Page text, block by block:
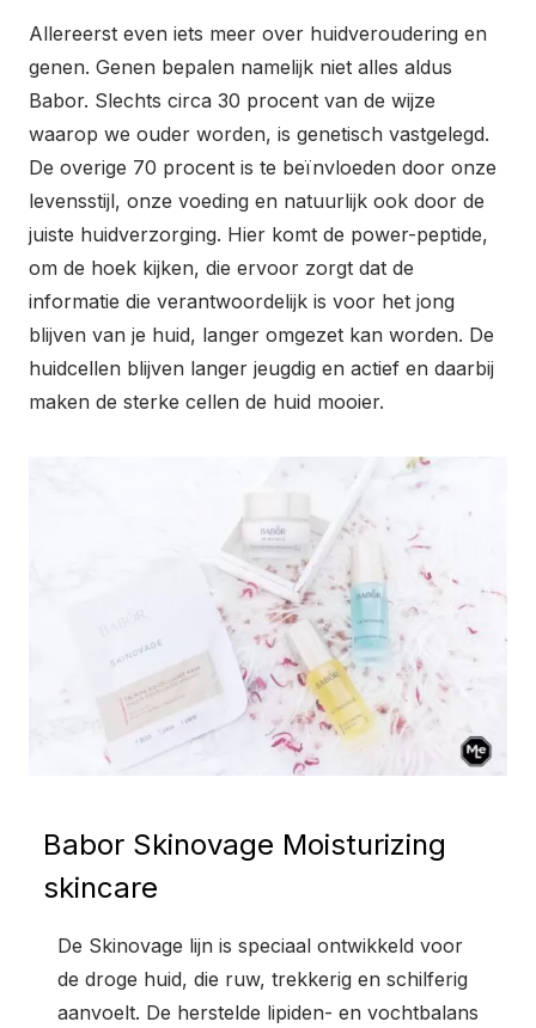
Allereerst even iets meer over huidveroudering en
genen. Genen bepalen namelijk niet alles aldus
Babor. Slechts circa 30 procent van de wijze
waarop we ouder worden, is genetisch vastgelegd.
De overige 70 procent is te beïnvloeden door onze
levensstijl, onze voeding en natuurlijk ook door de
juiste huidverzorging. Hier komt de power-peptide,
om de hoek kijken, die ervoor zorgt dat de
informatie die verantwoordelijk is voor het jong
blijven van je huid, langer omgezet kan worden. De
huidcellen blijven langer jeugdig en actief en daarbij
maken de sterke cellen de huid mooier.
Babor Skinovage Moisturizing
skincare
De Skinovage lijn is speciaal ontwikkeld voor
de droge huid, die ruw, trekkerig en schilferig
aanvoelt. De herstelde lipiden- en vochtbalans